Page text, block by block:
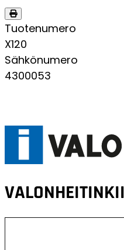
Tuotenumero
X120
Sähkönumero
4300053